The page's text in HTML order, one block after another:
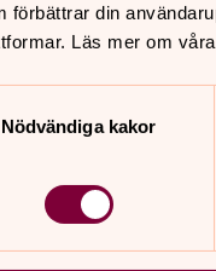
förbättrar din
Läs mer om
Nödvändiga kakor